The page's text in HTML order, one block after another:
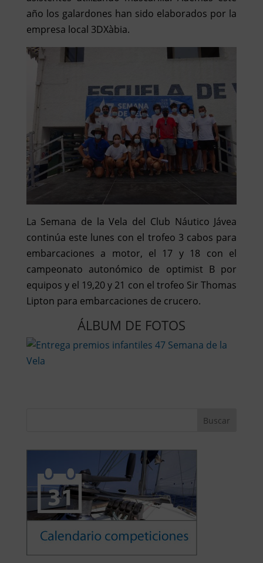
año los galardones han sido elaborados por la
empresa local 3DXàbia.
La Semana de la Vela del Club Náutico Jávea
continúa este lunes con el trofeo 3 cabos para
embarcaciones a motor, el 17 y 18 con el
campeonato autonómico de optimist B por
equipos y el 19,20 y 21 con el trofeo Sir Thomas
Lipton para embarcaciones de crucero.
ÁLBUM DE FOTOS